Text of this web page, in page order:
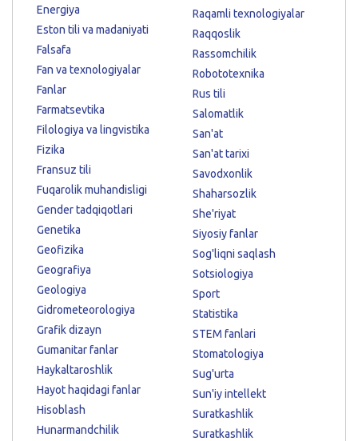
Energiya
Eston tili va madaniyati
Falsafa
Fan va texnologiyalar
Fanlar
Farmatsevtika
Filologiya va lingvistika
Fizika
Fransuz tili
Fuqarolik muhandisligi
Gender tadqiqotlari
Genetika
Geofizika
Geografiya
Geologiya
Gidrometeorologiya
Grafik dizayn
Gumanitar fanlar
Haykaltaroshlik
Hayot haqidagi fanlar
Hisoblash
Hunarmandchilik
Raqamli texnologiyalar
Raqqoslik
Rassomchilik
Robototexnika
Rus tili
Salomatlik
San'at
San'at tarixi
Savodxonlik
Shaharsozlik
She'riyat
Siyosiy fanlar
Sog'liqni saqlash
Sotsiologiya
Sport
Statistika
STEM fanlari
Stomatologiya
Sug'urta
Sun'iy intellekt
Suratkashlik
Suratkashlik